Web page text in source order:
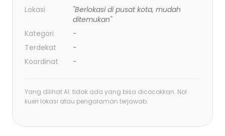
Lokasi
"Berlokasi di pusat kota, mudah
ditemukan"
Kategori
-
Terdekat
-
Koordinat
-
Yang dilihat AI: tidak ada yang bisa dicocokkan. Nol
kueri lokasi atau pengalaman terjawab.